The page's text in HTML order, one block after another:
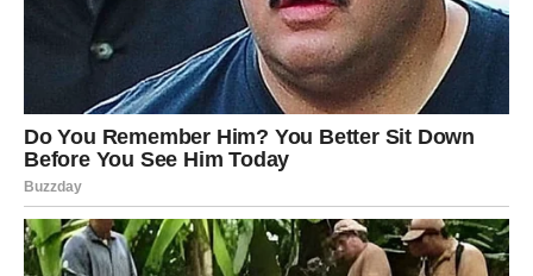
Jarčevi često gledaju samo ono što još nisu ostvarili.
Rijetko zastanu da vide koliko su već postigli.
Jun vam donosi trenutke tokom kojih ćete jasno vidjeti
koliko ste napredovali.
Koliko ste naučili.